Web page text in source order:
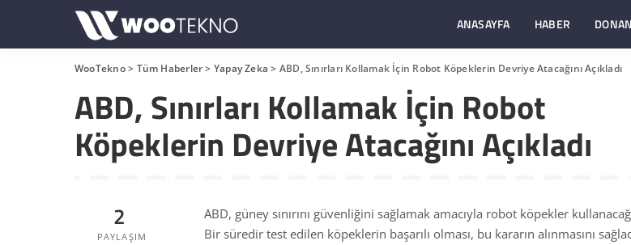
ANASAYFA HABER
WooTekno> Tüm Haberler> Yapay Zeka > ABD, Sınırları Kollamak İçin Robot Köpeklerin Devriye Atacağını Açıkladı
ABD, Sınırları Kollamak İçin Robot
Köpeklerin Devriye Atacağını Açıkladı
2
PAYLAŞIM
ABD, güney sınırını güvenliğini sağlamak amacıyla robot köpekler
Bir süredir test edilen köpeklerin başarılı olması, bu kararın alınmasını